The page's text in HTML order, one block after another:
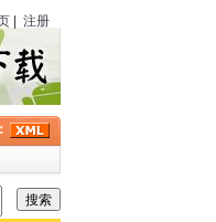
一册刊载《英国包探访喀迭医生案》
注册